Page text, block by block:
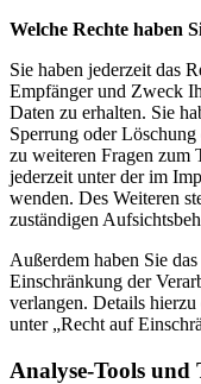
Welche Rechte haben
Sie haben jederzeit das
Empfänger und Zweck
Daten zu erhalten. Sie
Sperrung oder
zu weiteren Fragen zum
jederzeit unter der im
wenden. Des Weiteren
zuständigen
Außerdem haben Sie
Einschränkung der
verlangen. Details
unter „Recht auf
Analyse-Tools